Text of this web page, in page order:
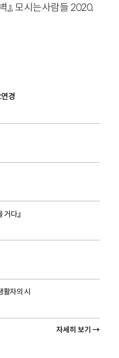
』, 모시는사람들 2020,
경
거다』
활자의 시
자세히 보기 →